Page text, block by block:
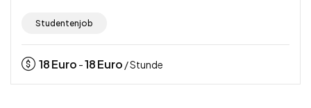
Studentenjob
18Euro -18Euro / Stunde